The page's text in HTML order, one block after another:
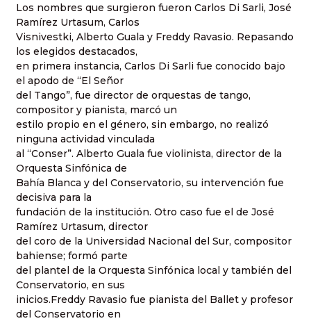
Los nombres que surgieron fueron Carlos Di Sarli, José
Ramírez Urtasum, Carlos
Visnivestki, Alberto Guala y Freddy Ravasio. Repasando
los elegidos destacados,
en primera instancia, Carlos Di Sarli fue conocido bajo
el apodo de “El Señor
del Tango”, fue director de orquestas de tango,
compositor y pianista, marcó un
estilo propio en el género, sin embargo, no realizó
ninguna actividad vinculada
al “Conser”. Alberto Guala fue violinista, director de la
Orquesta Sinfónica de
Bahía Blanca y del Conservatorio, su intervención fue
decisiva para la
fundación de la institución. Otro caso fue el de José
Ramírez Urtasum, director
del coro de la Universidad Nacional del Sur, compositor
bahiense; formó parte
del plantel de la Orquesta Sinfónica local y también del
Conservatorio, en sus
inicios.Freddy Ravasio fue pianista del Ballet y profesor
del Conservatorio en